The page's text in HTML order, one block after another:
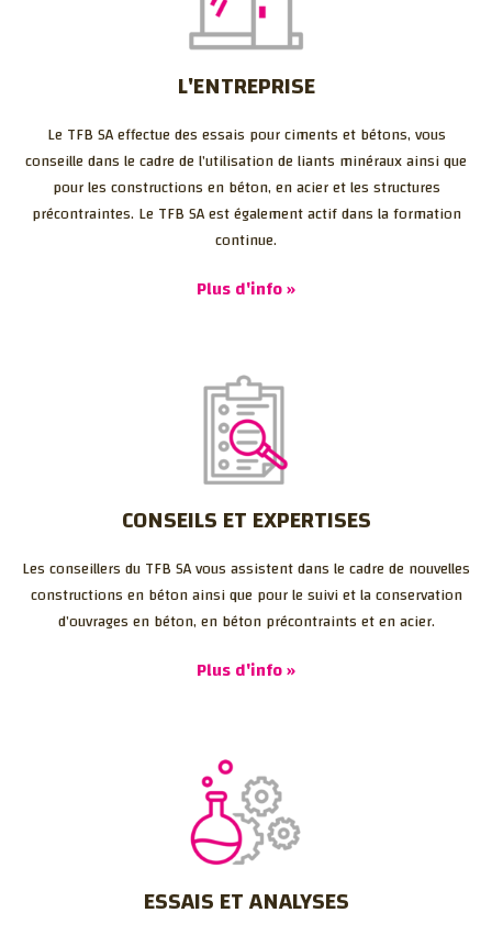
L'ENTREPRISE
Le TFB SA effectue des essais pour ciments et bétons, vous
conseille dans le cadre de l’utilisation de liants minéraux ainsi que
pour les constructions en béton, en acier et les structures
précontraintes. Le TFB SA est également actif dans la formation
continue.
Plus d'info »
CONSEILS ET EXPERTISES
Les conseillers du TFB SA vous assistent dans le cadre de nouvelles
constructions en béton ainsi que pour le suivi et la conservation
d’ouvrages en béton, en béton précontraints et en acier.
Plus d'info »
ESSAIS ET ANALYSES